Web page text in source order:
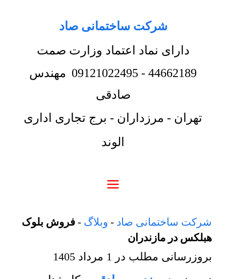
شرکت ساختمانی صاد
دارای نماد اعتماد وزارت صمت
44662189
-
09121022495 مهندس
صادقی
تهران - مرزداران - برج تجاری اداری
الوند
شرکت ساختمانی صاد - وبلاگ - فروش بلوک
هبلکس در مازندران
بروزرسانی مطلب در 1 مرداد 1405